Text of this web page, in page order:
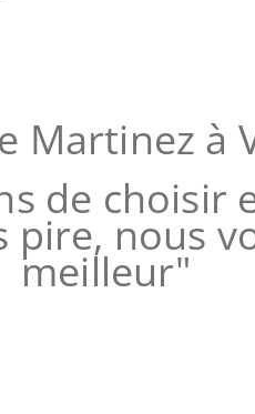
Martinez à
de choisir
pire, nous
meilleur"